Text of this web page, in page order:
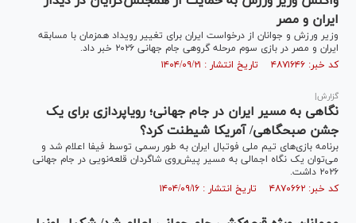
ایران و مصر
وزیر ورزش و جوانان از درخواست ایران برای تغییر رویداد همزمان با مسابقه
ایران و مصر در بازی سوم مرحله گروهی جام جهانی ۲۰۲۶ خبر داد.
کد خبر: ۴۸۷۱۶۴۶ تاریخ انتشار : ۱۴۰۴/۰۹/۲۱
گزارش|
نگاهی به مسیر ایران در جام جهانی؛ رویاپردازی برای یک
جشن صبحگاهی/ آمریکا شیطنت کرد؟
برنامه بازی‌های تیم ملی فوتبال ایران به طور رسمی توسط فیفا اعلام شد و
می‌توان یک نگاه اجمالی به مسیر پیش‌روی شاگردان قلعه‌نویی در جام جهانی
۲۰۲۶ داشت.
کد خبر: ۴۸۷۰۶۶۲ تاریخ انتشار : ۱۴۰۴/۰۹/۱۶